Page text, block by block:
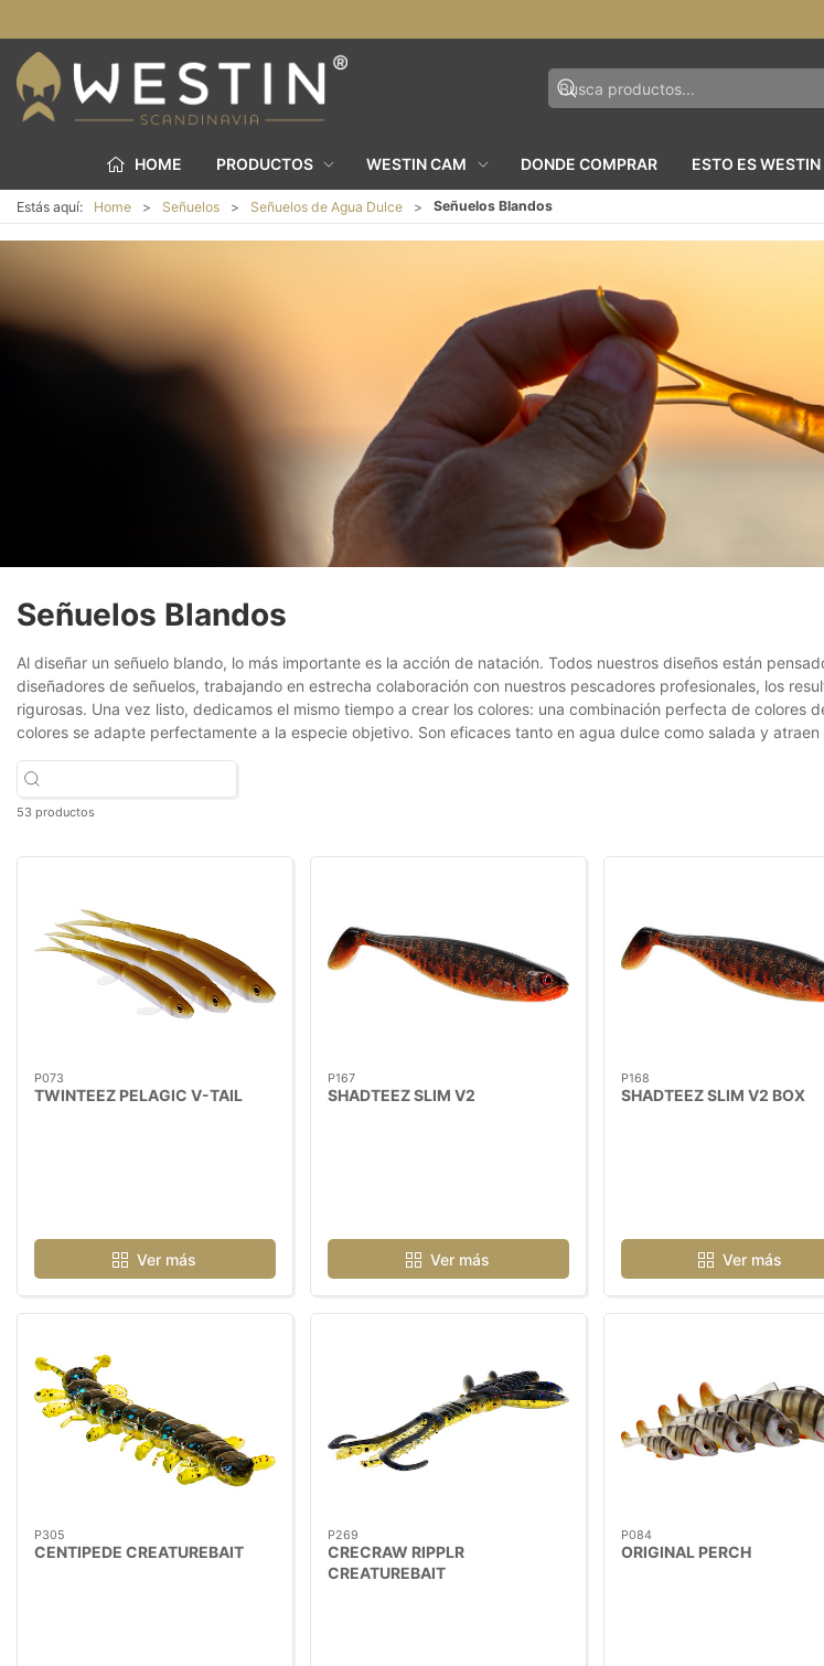
HOME PRODUCTOS WESTIN CAM DONDE COMPRAR ESTO ES WESTIN
Estás aquí: Home Señuelos Señuelos de Agua Dulce Señuelos Blandos
Señuelos Blandos
Al diseñar un señuelo blando, lo más importante es la acción de natación. Todos nuestros diseños están
diseñadores de señuelos, trabajando en estrecha colaboración con nuestros pescadores profesionales, los
rigurosas. Una vez listo, dedicamos el mismo tiempo a crear los colores: una combinación perfecta de
colores se adapte perfectamente a la especie objetivo. Son eficaces tanto en agua dulce como salada y
53 productos
P073
TWINTEEZ PELAGIC V-TAIL
Ver más
P167
SHADTEEZ SLIM V2
Ver más
P168
SHADTEEZ SLIM V2 BOX
Ver más
P305
CENTIPEDE CREATUREBAIT
P269
CRECRAW RIPPLR
CREATUREBAIT
P084
ORIGINAL PERCH